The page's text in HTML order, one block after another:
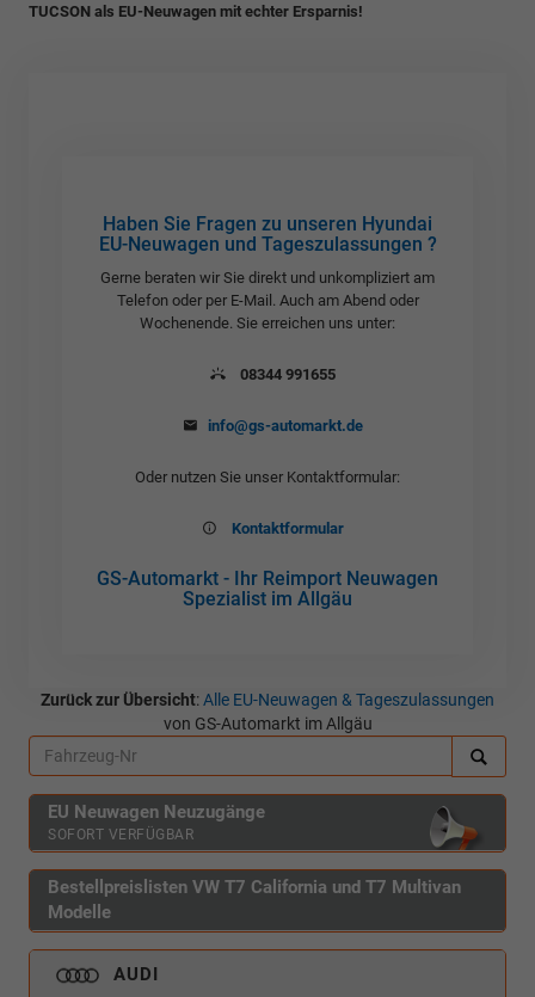
TUCSON als EU-Neuwagen mit echter Ersparnis!
Haben Sie Fragen zu unseren Hyundai
EU-Neuwagen und Tageszulassungen ?
Gerne beraten wir Sie direkt und unkompliziert am
Telefon oder per E-Mail. Auch am Abend oder
Wochenende. Sie erreichen uns unter:
08344 991655
info@gs-automarkt.de
Oder nutzen Sie unser Kontaktformular:
Kontaktformular
GS-Automarkt - Ihr Reimport Neuwagen
Spezialist im Allgäu
Zurück zur Übersicht:Alle EU-Neuwagen & Tageszulassungen
von GS-Automarkt im Allgäu
EU Neuwagen Neuzugänge
SOFORT VERFÜGBAR
Bestellpreislisten VW T7 California und T7 Multivan
Modelle
AUDI